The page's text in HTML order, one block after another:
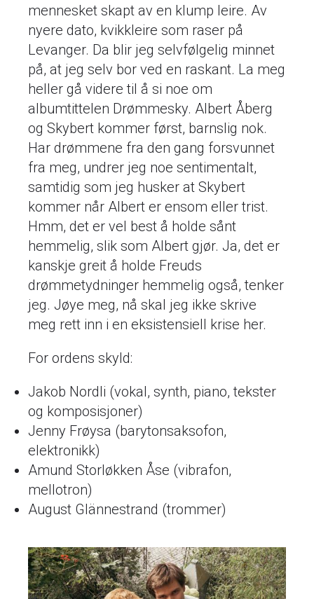
mennesket skapt av en klump leire. Av
nyere dato, kvikkleire som raser på
Levanger. Da blir jeg selvfølgelig minnet
på, at jeg selv bor ved en raskant. La meg
heller gå videre til å si noe om
albumtittelen Drømmesky. Albert Åberg
og Skybert kommer først, barnslig nok.
Har drømmene fra den gang forsvunnet
fra meg, undrer jeg noe sentimentalt,
samtidig som jeg husker at Skybert
kommer når Albert er ensom eller trist.
Hmm, det er vel best å holde sånt
hemmelig, slik som Albert gjør. Ja, det er
kanskje greit å holde Freuds
drømmetydninger hemmelig også, tenker
jeg. Jøye meg, nå skal jeg ikke skrive
meg rett inn i en eksistensiell krise her.
For ordens skyld:
Jakob Nordli (vokal, synth, piano, tekster
og komposisjoner)
Jenny Frøysa (barytonsaksofon,
elektronikk)
Amund Storløkken Åse (vibrafon,
mellotron)
August Glännestrand (trommer)